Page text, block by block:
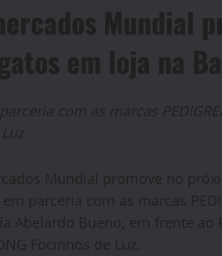
Mundial
em loja na
com as marcas
Mundial promove no
parceria com as marcas
Abelardo Bueno, em frente
Focinhos de Luz.